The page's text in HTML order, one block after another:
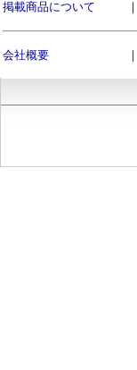
掲載商品について ｜
会社概要 ｜